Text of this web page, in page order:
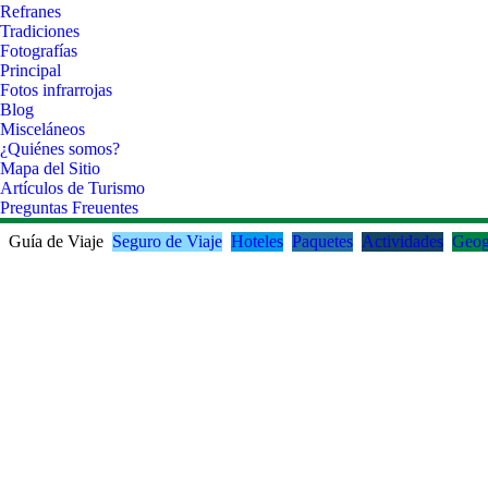
Refranes
Tradiciones
Fotografías
Principal
Fotos infrarrojas
Blog
Misceláneos
¿Quiénes somos?
Mapa del Sitio
Artículos de Turismo
Preguntas Freuentes
Guía de Viaje Seguro de Viaje Hoteles Paquetes Actividades